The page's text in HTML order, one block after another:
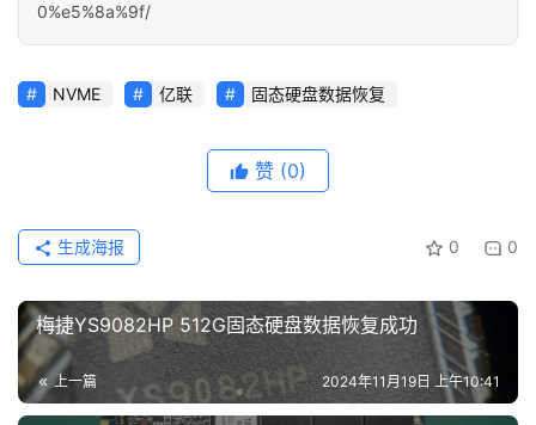
0%e5%8a%9f/
NVME 亿联 固态硬盘数据恢复
赞 (0)
0 0
生成海报
梅捷YS9082HP 512G固态硬盘数据恢复成功
上一篇 2024年11月19日 上午10:41